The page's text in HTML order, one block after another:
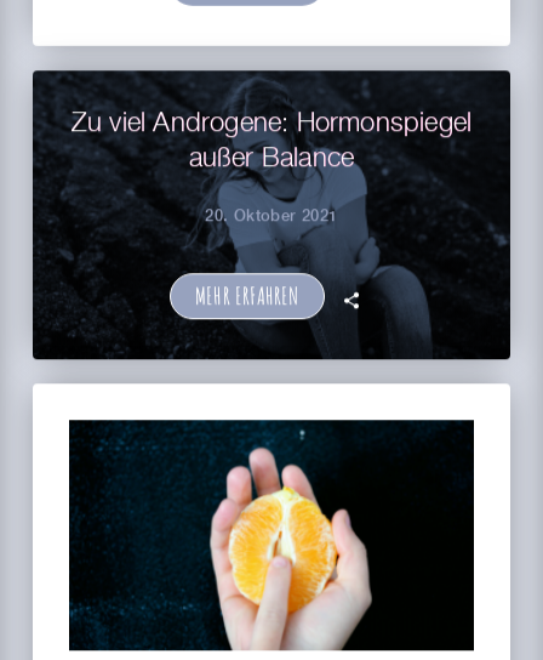
Zu viel Androgene: Hormonspiegel
außer Balance
20. Oktober 2021
MEHR ERFAHREN 🗣